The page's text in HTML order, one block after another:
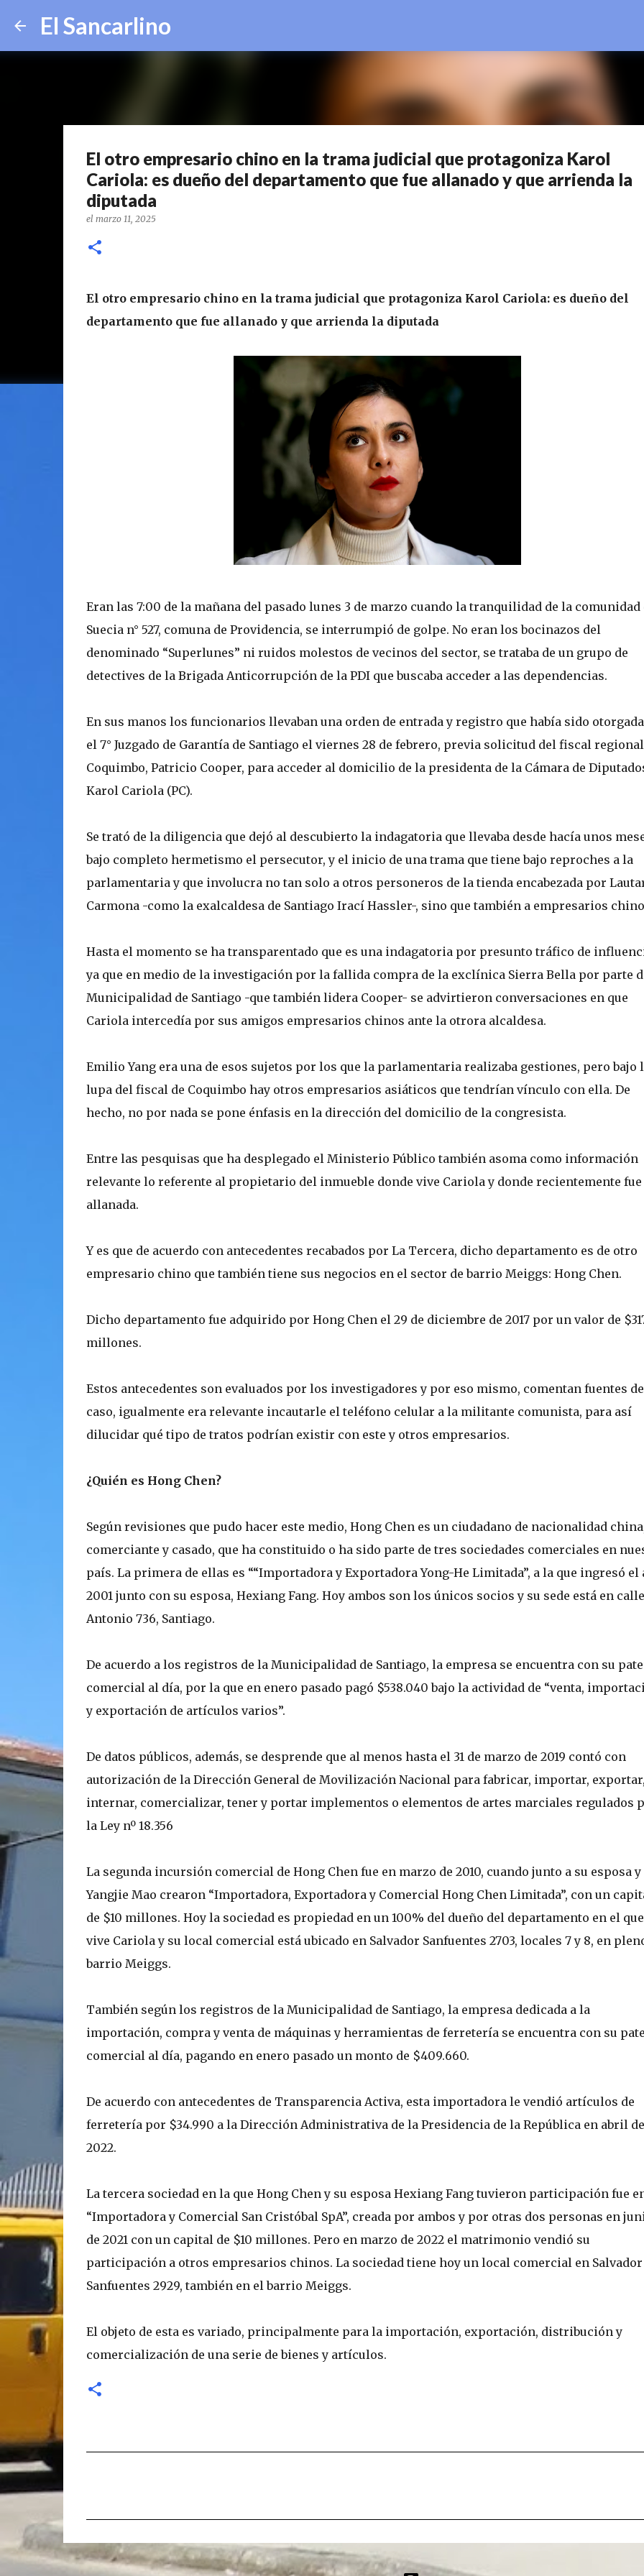
El Sancarlino
El otro empresario chino en la trama judicial que protagoniza Karol
Cariola: es dueño del departamento que fue allanado y que arrienda la
diputada
el marzo 11, 2025
El otro empresario chino en la trama judicial que protagoniza Karol Cariola: es dueño del
departamento que fue allanado y que arrienda la diputada
Eran las 7:00 de la mañana del pasado lunes 3 de marzo cuando la tranquilidad de la comunidad
Suecia n° 527, comuna de Providencia, se interrumpió de golpe. No eran los bocinazos del
denominado “Superlunes” ni ruidos molestos de vecinos del sector, se trataba de un grupo de
detectives de la Brigada Anticorrupción de la PDI que buscaba acceder a las dependencias.
En sus manos los funcionarios llevaban una orden de entrada y registro que había sido
el 7° Juzgado de Garantía de Santiago el viernes 28 de febrero, previa solicitud del fiscal
Coquimbo, Patricio Cooper, para acceder al domicilio de la presidenta de la Cámara de
Karol Cariola (PC).
Se trató de la diligencia que dejó al descubierto la indagatoria que llevaba desde hacía unos
bajo completo hermetismo el persecutor, y el inicio de una trama que tiene bajo reproches a la
parlamentaria y que involucra no tan solo a otros personeros de la tienda encabezada por
Carmona -como la exalcaldesa de Santiago Irací Hassler-, sino que también a empresarios
Hasta el momento se ha transparentado que es una indagatoria por presunto tráfico de
ya que en medio de la investigación por la fallida compra de la exclínica Sierra Bella por parte
Municipalidad de Santiago -que también lidera Cooper- se advirtieron conversaciones en que
Cariola intercedía por sus amigos empresarios chinos ante la otrora alcaldesa.
Emilio Yang era una de esos sujetos por los que la parlamentaria realizaba gestiones, pero bajo
lupa del fiscal de Coquimbo hay otros empresarios asiáticos que tendrían vínculo con ella. De
hecho, no por nada se pone énfasis en la dirección del domicilio de la congresista.
Entre las pesquisas que ha desplegado el Ministerio Público también asoma como información
relevante lo referente al propietario del inmueble donde vive Cariola y donde recientemente fue
allanada.
Y es que de acuerdo con antecedentes recabados por La Tercera, dicho departamento es de otro
empresario chino que también tiene sus negocios en el sector de barrio Meiggs: Hong Chen.
Dicho departamento fue adquirido por Hong Chen el 29 de diciembre de 2017 por un valor de
millones.
Estos antecedentes son evaluados por los investigadores y por eso mismo, comentan fuentes
caso, igualmente era relevante incautarle el teléfono celular a la militante comunista, para así
dilucidar qué tipo de tratos podrían existir con este y otros empresarios.
¿Quién es Hong Chen?
Según revisiones que pudo hacer este medio, Hong Chen es un ciudadano de nacionalidad
comerciante y casado, que ha constituido o ha sido parte de tres sociedades comerciales en
país. La primera de ellas es ““Importadora y Exportadora Yong-He Limitada”, a la que ingresó el
2001 junto con su esposa, Hexiang Fang. Hoy ambos son los únicos socios y su sede está en
Antonio 736, Santiago.
De acuerdo a los registros de la Municipalidad de Santiago, la empresa se encuentra con su
comercial al día, por la que en enero pasado pagó $538.040 bajo la actividad de “venta,
y exportación de artículos varios”.
De datos públicos, además, se desprende que al menos hasta el 31 de marzo de 2019 contó con
autorización de la Dirección General de Movilización Nacional para fabricar, importar, exportar,
internar, comercializar, tener y portar implementos o elementos de artes marciales regulados
la Ley nº 18.356
La segunda incursión comercial de Hong Chen fue en marzo de 2010, cuando junto a su esposa y
Yangjie Mao crearon “Importadora, Exportadora y Comercial Hong Chen Limitada”, con un
de $10 millones. Hoy la sociedad es propiedad en un 100% del dueño del departamento en el que
vive Cariola y su local comercial está ubicado en Salvador Sanfuentes 2703, locales 7 y 8, en
barrio Meiggs.
También según los registros de la Municipalidad de Santiago, la empresa dedicada a la
importación, compra y venta de máquinas y herramientas de ferretería se encuentra con su
comercial al día, pagando en enero pasado un monto de $409.660.
De acuerdo con antecedentes de Transparencia Activa, esta importadora le vendió artículos de
ferretería por $34.990 a la Dirección Administrativa de la Presidencia de la República en abril de
2022.
La tercera sociedad en la que Hong Chen y su esposa Hexiang Fang tuvieron participación fue
“Importadora y Comercial San Cristóbal SpA”, creada por ambos y por otras dos personas en
de 2021 con un capital de $10 millones. Pero en marzo de 2022 el matrimonio vendió su
participación a otros empresarios chinos. La sociedad tiene hoy un local comercial en Salvador
Sanfuentes 2929, también en el barrio Meiggs.
El objeto de esta es variado, principalmente para la importación, exportación, distribución y
comercialización de una serie de bienes y artículos.
n